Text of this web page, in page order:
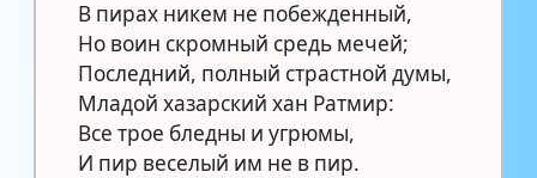
В пирах никем не побежденный,
Но воин скромный средь мечей;
Последний, полный страстной думы,
Младой хазарский хан Ратмир:
Все трое бледны и угрюмы,
И пир веселый им не в пир.